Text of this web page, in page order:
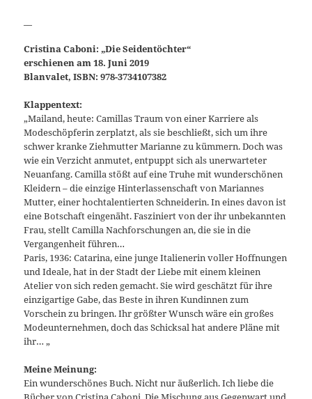
Cristina Caboni: „Die Seidentöchter“
erschienen am 18. Juni 2019
Blanvalet, ISBN: 978-3734107382
Klappentext:
„Mailand, heute: Camillas Traum von einer Karriere als
Modeschöpferin zerplatzt, als sie beschließt, sich um ihre
schwer kranke Ziehmutter Marianne zu kümmern. Doch was
wie ein Verzicht anmutet, entpuppt sich als unerwarteter
Neuanfang. Camilla stößt auf eine Truhe mit wunderschönen
Kleidern – die einzige Hinterlassenschaft von Mariannes
Mutter, einer hochtalentierten Schneiderin. In eines davon ist
eine Botschaft eingenäht. Fasziniert von der ihr unbekannten
Frau, stellt Camilla Nachforschungen an, die sie in die
Vergangenheit führen…
Paris, 1936: Catarina, eine junge Italienerin voller Hoffnungen
und Ideale, hat in der Stadt der Liebe mit einem kleinen
Atelier von sich reden gemacht. Sie wird geschätzt für ihre
einzigartige Gabe, das Beste in ihren Kundinnen zum
Vorschein zu bringen. Ihr größter Wunsch wäre ein großes
Modeunternehmen, doch das Schicksal hat andere Pläne mit
ihr… „
Meine Meinung:
Ein wunderschönes Buch. Nicht nur äußerlich. Ich liebe die